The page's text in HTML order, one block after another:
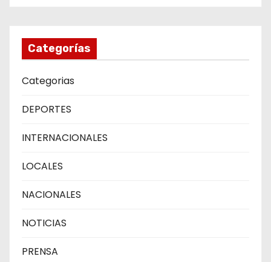
Categorías
Categorias
DEPORTES
INTERNACIONALES
LOCALES
NACIONALES
NOTICIAS
PRENSA